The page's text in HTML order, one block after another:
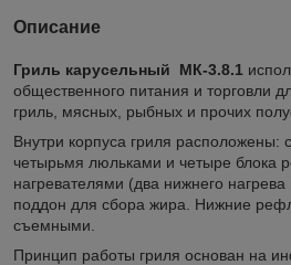
Описание
Гриль карусельный МК-3.8.1
общественного питания и торговли
гриль, мясных, рыбных и прочих
Внутри корпуса гриля расположены:
четырьмя люльками и четыре блока
нагревателями (два нижнего
поддон для сбора жира. Нижние
съемными.
Принцип работы гриля основан на